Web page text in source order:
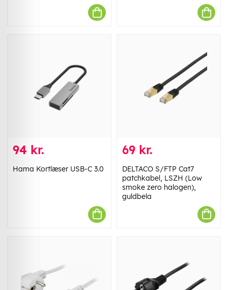
94 kr.
Hama Kortlæser USB-C 3.0
69 kr.
DELTACO S/FTP Cat7
patchkabel, LSZH (Low
smoke zero halogen),
guldbela